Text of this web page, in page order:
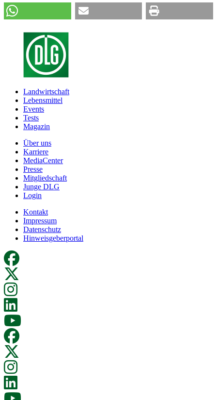
Landwirtschaft
Lebensmittel
Events
Tests
Magazin
Über uns
Karriere
MediaCenter
Presse
Mitgliedschaft
Junge DLG
Login
Kontakt
Impressum
Datenschutz
Hinweisgeberportal